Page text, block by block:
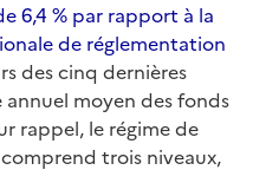
6,4 % par rapport à la
de réglementation
des cinq dernières
annuel moyen des fonds
rappel, le régime de
trois niveaux,